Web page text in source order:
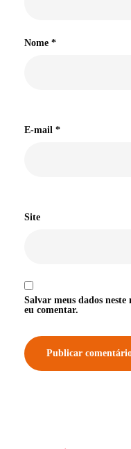
Nome *
E-mail *
Site
Salvar meus dados
eu comentar.